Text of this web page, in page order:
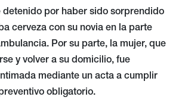
detenido por haber sido sorprendido
cerveza con su novia en la parte
Por su parte, la mujer, que
y volver a su domicilio, fue
mediante un acta a cumplir
obligatorio.